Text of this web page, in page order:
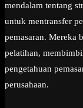
mendalam tentang
untuk mentransfer
pemasaran. Mereka
pelatihan,
pengetahuan
perusahaan.